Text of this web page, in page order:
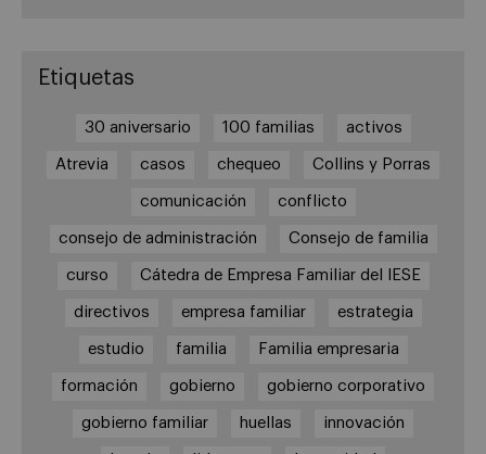
Etiquetas
30 aniversario 100 familias activos
Atrevia casos chequeo Collins y Porras
comunicación conflicto
consejo de administración Consejo de familia
curso Cátedra de Empresa Familiar del IESE
directivos empresa familiar estrategia
estudio familia Familia empresaria
formación gobierno gobierno corporativo
gobierno familiar huellas innovación